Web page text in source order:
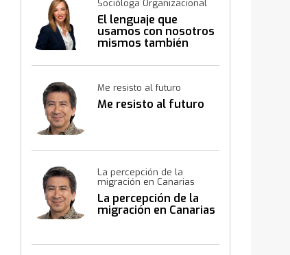
Socióloga Organizacional
El lenguaje que
usamos con nosotros
mismos también
Me resisto al futuro
Me resisto al futuro
La percepción de la
migración en Canarias
La percepción de la
migración en Canarias